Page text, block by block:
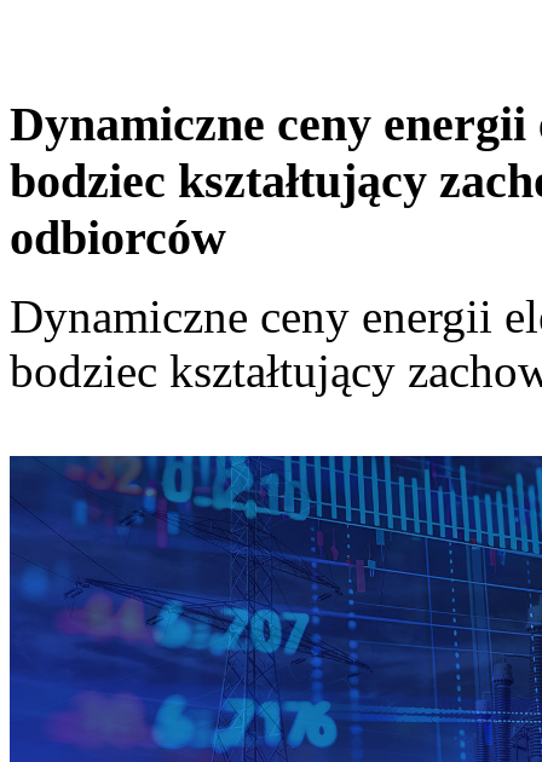
Dynamiczne ceny
bodziec kształtujący
odbiorców
Dynamiczne ceny energii
bodziec kształtujący